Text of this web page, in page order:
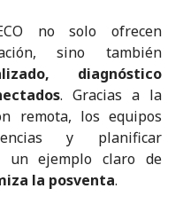
no solo ofrecen
sino también
diagnóstico
. Gracias a la
remota, los equipos
y planificar
un ejemplo claro de
la posventa.